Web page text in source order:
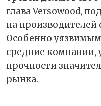
глава Versowood,
на производителей
Особенно
средние компании,
прочности
рынка.